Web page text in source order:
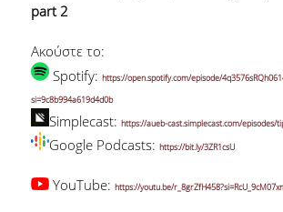
part 2
Ακούστε το:
Spotify: https://open.spotify.com/episode/
si=9c8b994a619d4d0b
Simplecast: https://aueb-cast.simplecast.com/episodes/
Google Podcasts: https://bit.ly/3ZR1csU
YouTube: https://youtu.be/